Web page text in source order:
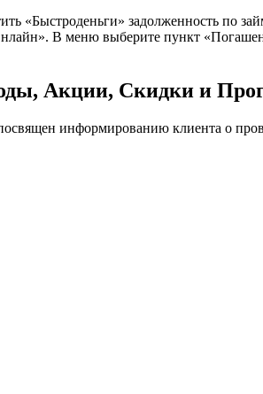
«Быстроденьги» задолженность по
В меню выберите пункт
Акции, Скидки и
информированию клиента о